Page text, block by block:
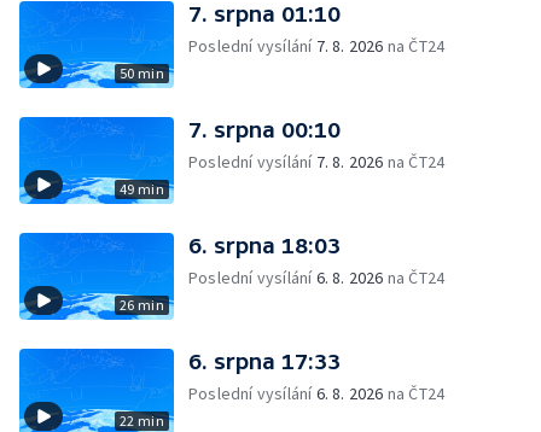
50 min
7. srpna 01:10
Poslední vysílání 7. 8. 2026 na ČT24
49 min
7. srpna 00:10
Poslední vysílání 7. 8. 2026 na ČT24
26 min
6. srpna 18:03
Poslední vysílání6. 8. 2026 na ČT24
22 min
6. srpna 17:33
Poslední vysílání6. 8. 2026 na ČT24